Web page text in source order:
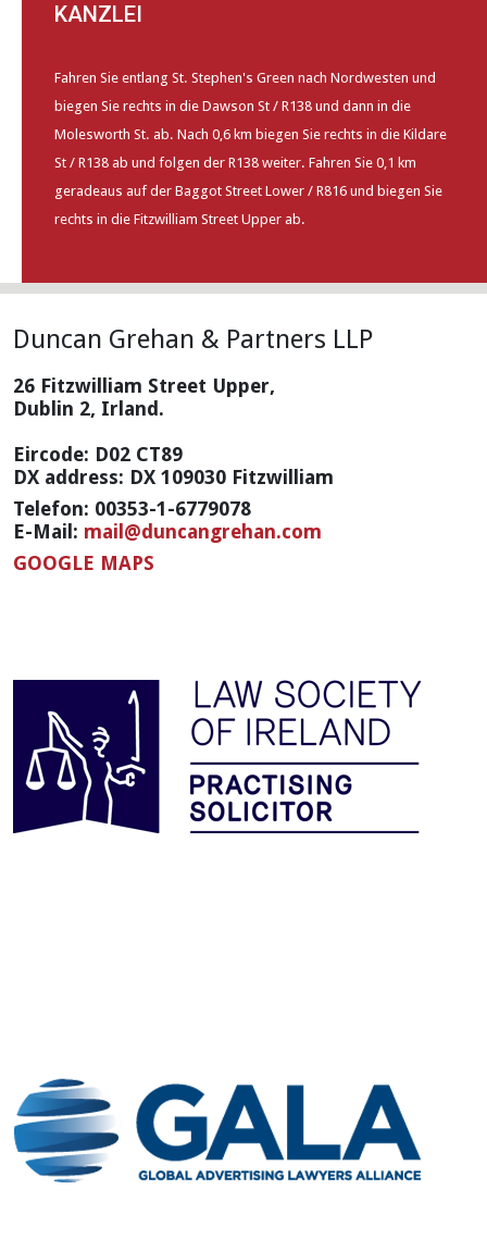
KANZLEI
Fahren Sie entlang St. Stephen's Green nach Nordwesten und
biegen Sie rechts in die Dawson St / R138 und dann in die
Molesworth St. ab. Nach 0,6 km biegen Sie rechts in die Kildare
St / R138 ab und folgen der R138 weiter. Fahren Sie 0,1 km
geradeaus auf der Baggot Street Lower / R816 und biegen Sie
rechts in die Fitzwilliam Street Upper ab.
Duncan Grehan & Partners LLP
26 Fitzwilliam Street Upper,
Dublin 2, Irland.
Eircode: D02 CT89
DX address: DX 109030 Fitzwilliam
Telefon: 00353-1-6779078
E-Mail: mail@duncangrehan.com
GOOGLE MAPS